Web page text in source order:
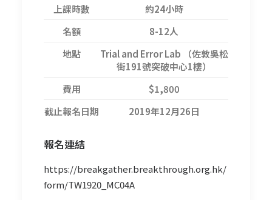
上課時數
約24小時
名額
8-12人
地點
Trial and Error Lab （佐敦吳松
街191號突破中心1樓）
費用
$1,800
截止報名日期
2019年12月26日
報名連結
https://breakgather.breakthrough.org.hk/
form/TW1920_MC04A